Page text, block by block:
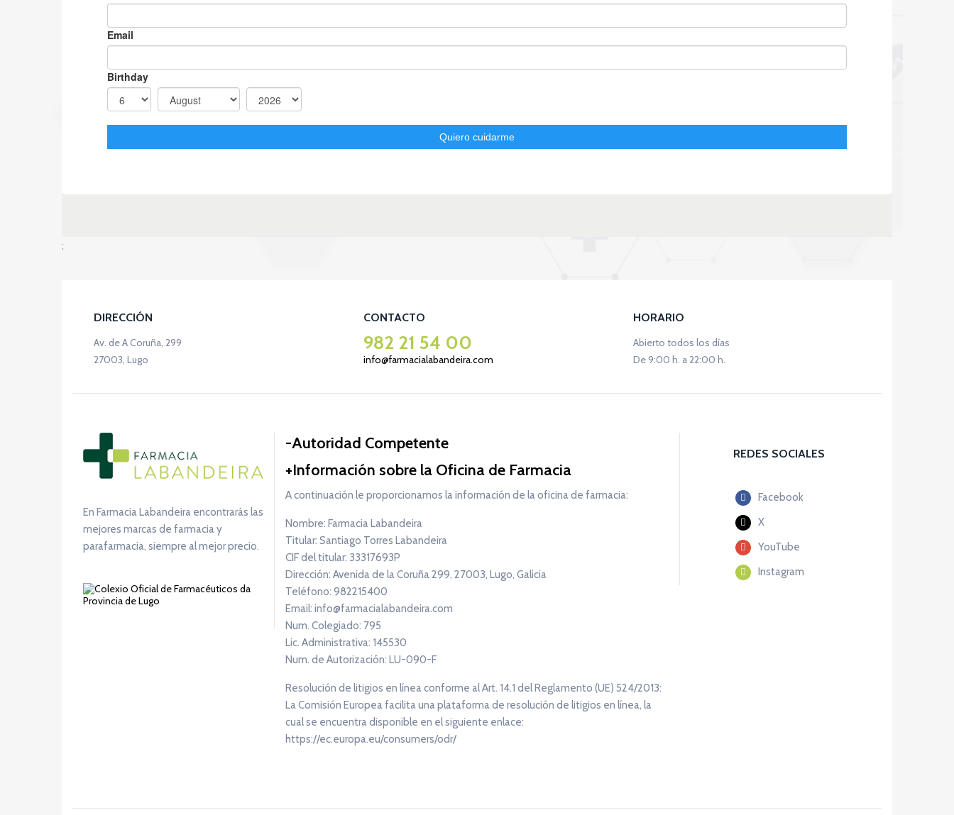
;
DIRECCIÓN
Av. de A Coruña, 299
27003, Lugo
CONTACTO
982 21 54 00
info@farmacialabandeira.com
HORARIO
Abierto todos los días
De 9:00 h. a 22:00 h.
En Farmacia Labandeira encontrarás las
mejores marcas de farmacia y
parafarmacia, siempre al mejor precio.
Autoridad Competente
Información sobre la Oficina de Farmacia
A continuación le proporcionamos la información de la oficina de farmacia:
Nombre: Farmacia Labandeira
Titular: Santiago Torres Labandeira
CIF del titular: 33317693P
Dirección: Avenida de la Coruña 299, 27003, Lugo, Galicia
Teléfono: 982215400
Email: info@farmacialabandeira.com
Num. Colegiado: 795
Lic. Administrativa: 145530
Num. de Autorización: LU-090-F
Resolución de litigios en línea conforme al Art. 14.1 del Reglamento (UE) 524/2013:
La Comisión Europea facilita una plataforma de resolución de litigios en línea, la
cual se encuentra disponible en el siguiente enlace:
https://ec.europa.eu/consumers/odr/
REDES SOCIALES
Facebook
X
YouTube
Instagram